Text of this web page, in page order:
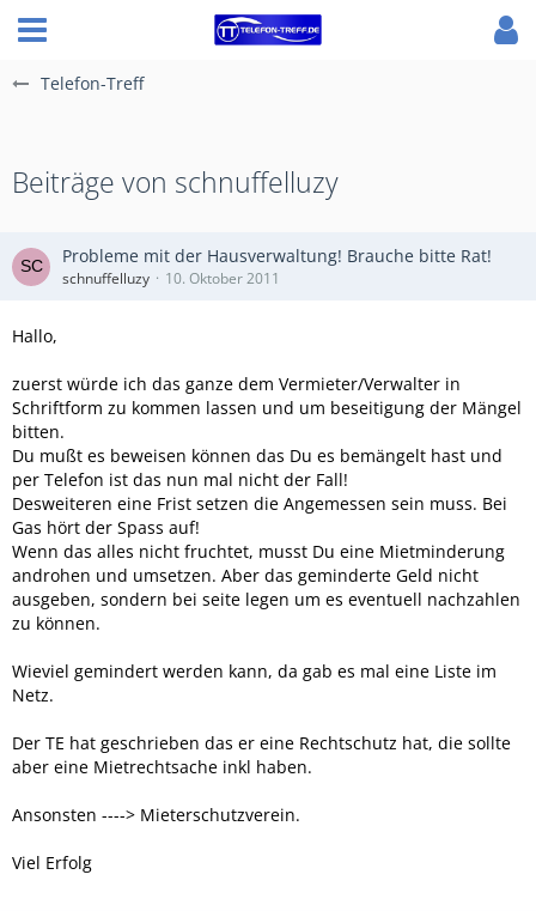
Telefon-Treff
Beiträge von schnuffelluzy
Probleme mit der Hausverwaltung! Brauche bitte Rat!
schnuffelluzy 10. Oktober 2011
Hallo,
zuerst würde ich das ganze dem Vermieter/Verwalter in
Schriftform zu kommen lassen und um beseitigung der Mängel
bitten.
Du mußt es beweisen können das Du es bemängelt hast und
per Telefon ist das nun mal nicht der Fall!
Desweiteren eine Frist setzen die Angemessen sein muss. Bei
Gas hört der Spass auf!
Wenn das alles nicht fruchtet, musst Du eine Mietminderung
androhen und umsetzen. Aber das geminderte Geld nicht
ausgeben, sondern bei seite legen um es eventuell nachzahlen
zu können.
Wieviel gemindert werden kann, da gab es mal eine Liste im
Netz.
Der TE hat geschrieben das er eine Rechtschutz hat, die sollte
aber eine Mietrechtsache inkl haben.
Ansonsten ----> Mieterschutzverein.
Viel Erfolg